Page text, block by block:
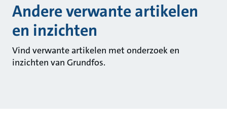
Andere verwante artikelen
en inzichten
Vind verwante artikelen met onderzoek en
inzichten van Grundfos.